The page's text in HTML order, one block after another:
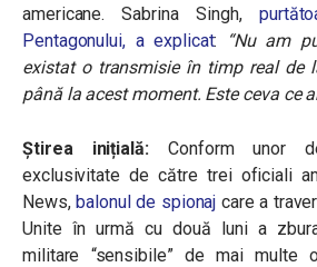
americane. Sabrina Singh,
Pentagonului, a explicat:
“Nu am
existat o transmisie în timp real de
până la acest moment. Este ceva ce
Știrea inițială:Conform unor
exclusivitate de către trei oficiali
News,balonul de spionaj care a
Unite în urmă cu două luni a
militare “sensibile” de mai multe